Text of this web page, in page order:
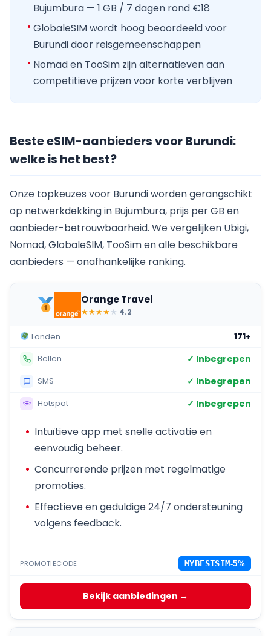
Bujumbura — 1 GB / 7 dagen rond €18
GlobaleSIM wordt hoog beoordeeld voor
Burundi door reisgemeenschappen
Nomad en TooSim zijn alternatieven aan
competitieve prijzen voor korte verblijven
Beste eSIM-aanbieders voor Burundi:
welke is het best?
Onze topkeuzes voor Burundi worden gerangschikt
op netwerkdekking in Bujumbura, prijs per GB en
aanbieder-betrouwbaarheid. We vergelijken Ubigi,
Nomad, GlobaleSIM, TooSim en alle beschikbare
aanbieders — onafhankelijke ranking.
Orange Travel
★★★★★ 4.2
Landen 171+
Bellen ✓ Inbegrepen
SMS ✓ Inbegrepen
Hotspot ✓ Inbegrepen
Intuïtieve app met snelle activatie en
eenvoudig beheer.
Concurrerende prijzen met regelmatige
promoties.
Effectieve en geduldige 24/7 ondersteuning
volgens feedback.
PROMOTIECODE MYBESTSIM-5%
Bekijk aanbiedingen →